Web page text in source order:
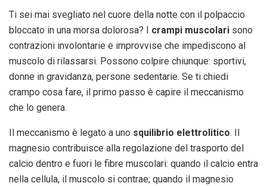
Ti sei mai svegliato nel cuore della notte con il polpaccio
bloccato in una morsa dolorosa? I crampi muscolari sono
contrazioni involontarie e improvvise che impediscono al
muscolo di rilassarsi. Possono colpire chiunque: sportivi,
donne in gravidanza, persone sedentarie. Se ti chiedi
crampo cosa fare, il primo passo è capire il meccanismo
che lo genera.
Il meccanismo è legato a uno squilibrio elettrolitico. Il
magnesio contribuisce alla regolazione del trasporto del
calcio dentro e fuori le fibre muscolari: quando il calcio entra
nella cellula, il muscolo si contrae; quando il magnesio